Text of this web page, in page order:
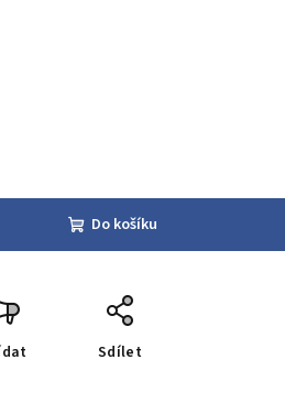
Do košíku
Sdílet